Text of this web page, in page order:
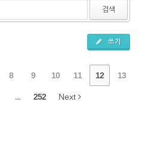
검색
쓰기
8 9 10 11 12 13
... 252 Next